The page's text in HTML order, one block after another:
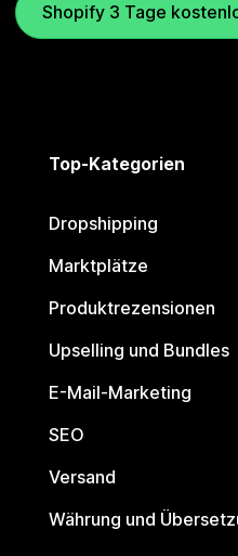
Shopify 3 Tage
Top-Kategorien
Dropshipping
Marktplätze
Produktrezensionen
Upselling und Bundles
E-Mail-Marketing
SEO
Versand
Währung und